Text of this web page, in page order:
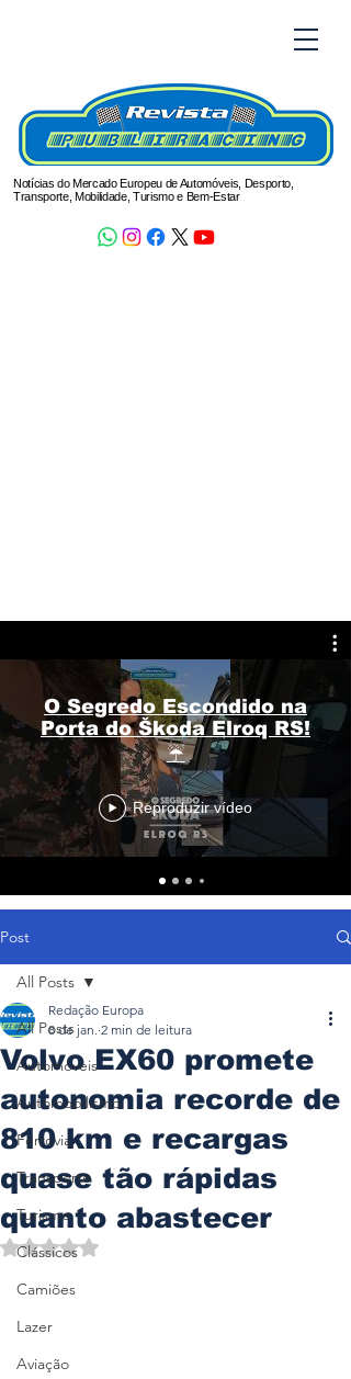
Notícias do Mercado Europeu de Automóveis, Desporto,
Transporte, Mobilidade, Turismo e Bem-Estar
O Segredo Escondido na
Porta do Škoda Elroq RS!
☔
Reproduzir vídeo
Post
All Posts
Automóveis
Automobilismo
Ferrovia
Transporte
Turismo
Clássicos
Camiões
Lazer
Aviação
All Posts
Volvo EX60 promete
autonomia recorde de
810 km e recargas
quase tão rápidas
quanto abastecer
Redação Europa
8 de jan. 2 min de leitura
Avaliado com NaN de 5 estrelas.